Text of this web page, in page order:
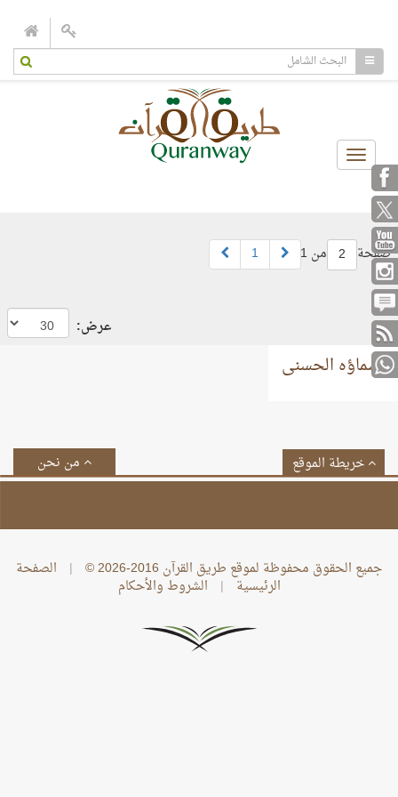
Toggle
navigation
صفحة 2 من 1 1
عرض:
أسماؤه الحسنى
من نحن خريطة الموقع
جميع الحقوق محفوظة لموقع طريق القرآن 2016-2026 © | الصفحة
الرئيسية | الشروط والأحكام